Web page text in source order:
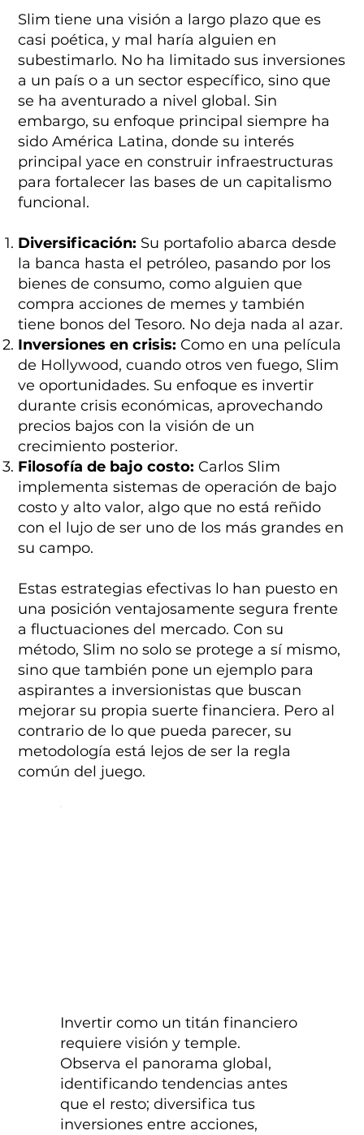
Invertir como un titán financiero
requiere visión y temple.
Observa el panorama global,
identificando tendencias antes
que el resto; diversifica tus
inversiones entre acciones,
Slim tiene una visión a largo plazo que es
casi poética, y mal haría alguien en
subestimarlo. No ha limitado sus inversiones
a un país o a un sector específico, sino que
se ha aventurado a nivel global. Sin
embargo, su enfoque principal siempre ha
sido América Latina, donde su interés
principal yace en construir infraestructuras
para fortalecer las bases de un capitalismo
funcional.
Diversificación: Su portafolio abarca desde
la banca hasta el petróleo, pasando por los
bienes de consumo, como alguien que
compra acciones de memes y también
tiene bonos del Tesoro. No deja nada al azar.
Inversiones en crisis: Como en una película
de Hollywood, cuando otros ven fuego, Slim
ve oportunidades. Su enfoque es invertir
durante crisis económicas, aprovechando
precios bajos con la visión de un
crecimiento posterior.
Filosofía de bajo costo: Carlos Slim
implementa sistemas de operación de bajo
costo y alto valor, algo que no está reñido
con el lujo de ser uno de los más grandes en
su campo.
Estas estrategias efectivas lo han puesto en
una posición ventajosamente segura frente
a fluctuaciones del mercado. Con su
método, Slim no solo se protege a sí mismo,
sino que también pone un ejemplo para
aspirantes a inversionistas que buscan
mejorar su propia suerte financiera. Pero al
contrario de lo que pueda parecer, su
metodología está lejos de ser la regla
común del juego.